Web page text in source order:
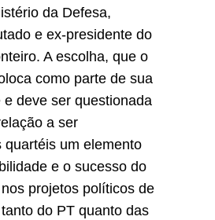
da Defesa,
e ex-presidente do
A escolha, que o
como parte de sua
e deve ser questionada
a ser
um elemento
e o sucesso do
projetos políticos de
do PT quanto das